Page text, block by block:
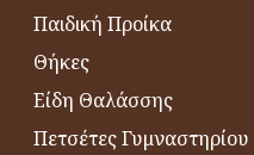
Παιδική Προίκα
Θήκες
Είδη Θαλάσσης
Πετσέτες Γυμναστηρίου